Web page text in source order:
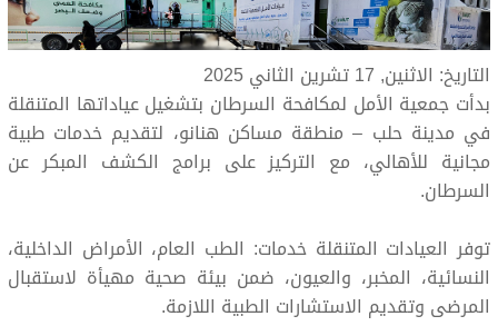
التاريخ: الاثنين, 17 تشرين الثاني 2025
بدأت جمعية الأمل لمكافحة السرطان بتشغيل عياداتها المتنقلة
في مدينة حلب – منطقة مساكن هنانو، لتقديم خدمات طبية
مجانية للأهالي، مع التركيز على برامج الكشف المبكر عن
السرطان.
توفر العيادات المتنقلة خدمات: الطب العام، الأمراض الداخلية،
النسائية، المخبر، والعيون، ضمن بيئة صحية مهيأة لاستقبال
المرضى وتقديم الاستشارات الطبية اللازمة.